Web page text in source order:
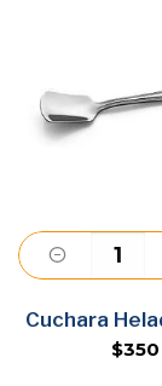
Cuchara
$350